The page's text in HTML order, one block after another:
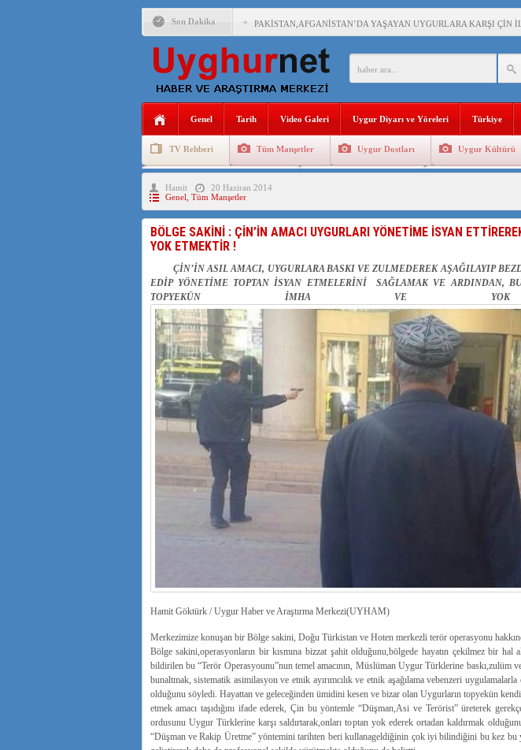
Son Dakika PAKİSTAN,AFGANİSTAN’DA YAŞAYAN UYGURLARA KARŞI ÇİN
ANAHTAR PARTİ GENEL BAŞKANI AĞIRALİOĞLU : ÇİN’İN
ÇİN’İN DOĞU TÜRKİSTAN’DAKİ UYGULAMALARI SİSTEMATİK
DİYANET AKADEMİSİ BAŞKANI DOÇ.DR.KAAN : DOĞU
ÇİN’İN UYGUR POLİTİKALARINI ÖVEN DİYANET AKADEMİSİ
MHP’DEN URUMÇİ KATLİAMI MESAJİ : 05.07.2009 URUMÇİ
Genel Tarih Video Galeri Uygur Diyarı ve Yöreleri Türkiye
TV Rehberi Tüm Manşetler Uygur Dostları Uygur Kültürü
Uygurlarda Düğün ve Cenaze
Hamit
20 Haziran 2014
Genel Tüm Manşetler
BÖLGE SAKİNİ : ÇİN’İN AMACI UYGURLARI YÖNETİME İSYAN
YOK ETMEKTİR !
ÇİN’İN ASIL AMACI, UYGURLARA BASKI VE ZULMEDEREK AŞAĞILAYIP
EDİP YÖNETİME TOPTAN İSYAN ETMELERİNİ SAĞLAMAK VE ARDINDAN,
TOPYEKÜN İMHA VE YOK
Hamit Göktürk / Uygur Haber ve Araştırma Merkezi(UYHAM)
Merkezimize konuşan bir Bölge sakini, Doğu Türkistan ve Hoten merkezli terör operasyonu
Bölge sakini,operasyonların bir kısmına bizzat şahit olduğunu,bölgede hayatın çekilmez bir hal
bildirilen bu “Terör Operasyounu”nun temel amacının, Müslüman Uygur Türklerine baskı,zulüm
bunaltmak, sistematik asimilasyon ve etnik ayırımcılık ve etnik aşağılama vebenzeri uygulamalarla
olduğunu söyledi. Hayattan ve geleceğinden ümidini kesen ve bizar olan Uygurların topyekün
etmek amacı taşıdığını ifade ederek, Çin bu yöntemle “Düşman,Asi ve Terörist” üreterek
ordusunu Uygur Türklerine karşı saldırtarak,onları toptan yok ederek ortadan kaldırmak
“Düşman ve Rakip Üretme” yöntemini tarihten beri kullanageldiğinin çok iyi bilindiğini bu kez bu